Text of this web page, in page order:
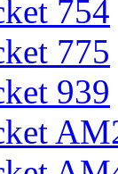
754
775
939